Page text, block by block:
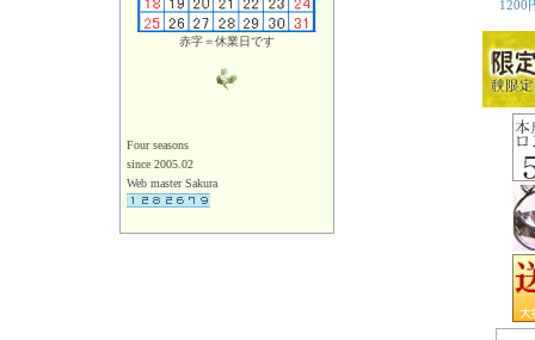
赤字＝休業日です
Four seasons
since 2005.02
Web master Sakura